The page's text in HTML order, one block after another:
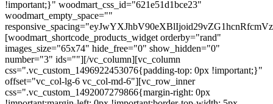
!important;}" woodmart_css_id="621e51d1bce23"
woodmart_empty_space=""
[woodmart_shortcode_products_widget orderby="rand"
images_size="65x74" hide_free="0" show_hidden="0"
number="3" ids=""][/vc_column][vc_column
css=".vc_custom_1496922453076{padding-top: 0px !important;}"
offset="vc_col-lg-6 vc_col-md-6"][vc_row_inner
css=".vc_custom_1492007279866{margin-right: 0px